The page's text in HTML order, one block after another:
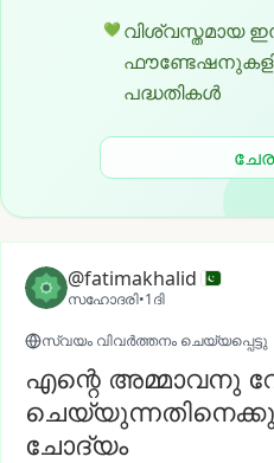
💚 വിശ്വസ്തമായ
പദ്ധതികൾ
@fatimakhalid
സഹോദരി•1ദി
സ്വയം വിവർത്തനം ചെയ്യപ്പെട്ടു
എന്റെ അമ്മാവനു
ചോദ്യം